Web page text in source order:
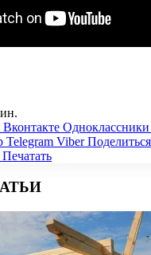
Вконтакте Одноклассники
Telegram Viber
Печатать